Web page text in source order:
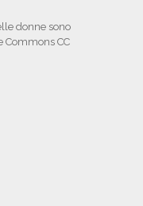
donne sono
Commons CC